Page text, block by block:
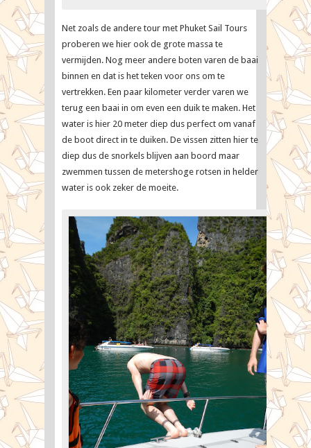
Net zoals de andere tour met Phuket Sail Tours
proberen we hier ook de grote massa te
vermijden. Nog meer andere boten varen de baai
binnen en dat is het teken voor ons om te
vertrekken. Een paar kilometer verder varen we
terug een baai in om even een duik te maken. Het
water is hier 20 meter diep dus perfect om vanaf
de boot direct in te duiken. De vissen zitten hier te
diep dus de snorkels blijven aan boord maar
zwemmen tussen de metershoge rotsen in helder
water is ook zeker de moeite.